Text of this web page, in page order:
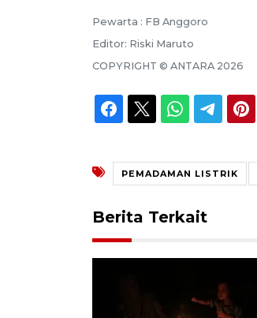
Pewarta : FB Anggoro
Editor: Riski Maruto
COPYRIGHT © ANTARA 2026
PEMADAMAN LISTRIK
Berita Terkait